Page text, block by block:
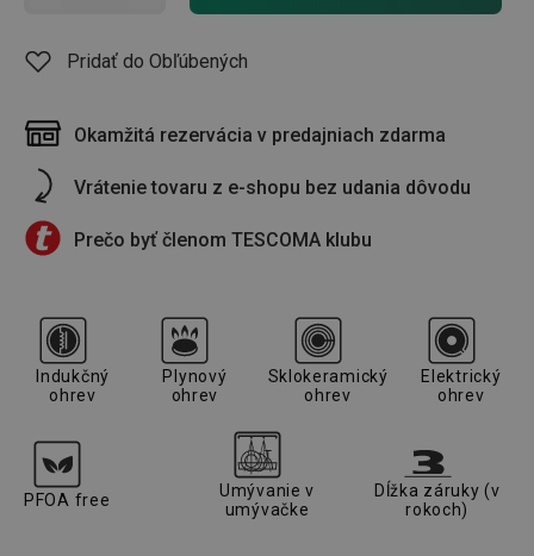
Pridať do Obľúbených
Okamžitá rezervácia v predajniach zdarma
Vrátenie tovaru z e-shopu bez udania dôvodu
Prečo byť členom TESCOMA klubu
Indukčný
ohrev
Plynový
ohrev
Sklokeramický
ohrev
Elektrický
ohrev
PFOA free
Umývanie v
umývačke
Dĺžka záruky (v
rokoch)